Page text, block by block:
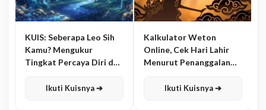
KUIS: Seberapa Leo Sih
Kamu? Mengukur
Tingkat Percaya Diri dan
Ikuti Kuisnya ➔
Kalkulator Weton
Online, Cek Hari Lahir
Menurut Penanggalan
Ikuti Kuisnya ➔